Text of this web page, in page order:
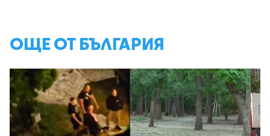
ОЩЕ ОТ БЪЛГАРИЯ